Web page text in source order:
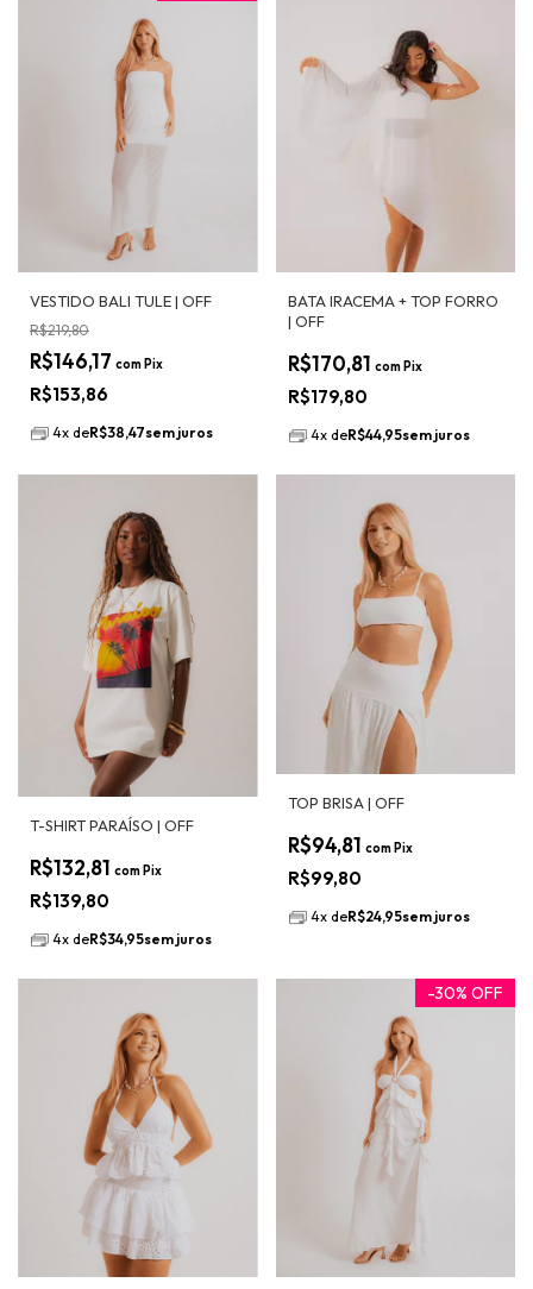
VESTIDO BALI TULE | OFF
R$153,86
R$219,80
R$146,17 com Pix
4x deR$38,47sem juros
BATA IRACEMA + TOP FORRO
| OFF
R$179,80
R$170,81 com Pix
4x deR$44,95sem juros
T-SHIRT PARAÍSO | OFF
R$139,80
R$132,81 comPix
4x deR$34,95sem juros
TOP BRISA | OFF
R$99,80
R$94,81 com Pix
4x deR$24,95sem juros
-30% OFF